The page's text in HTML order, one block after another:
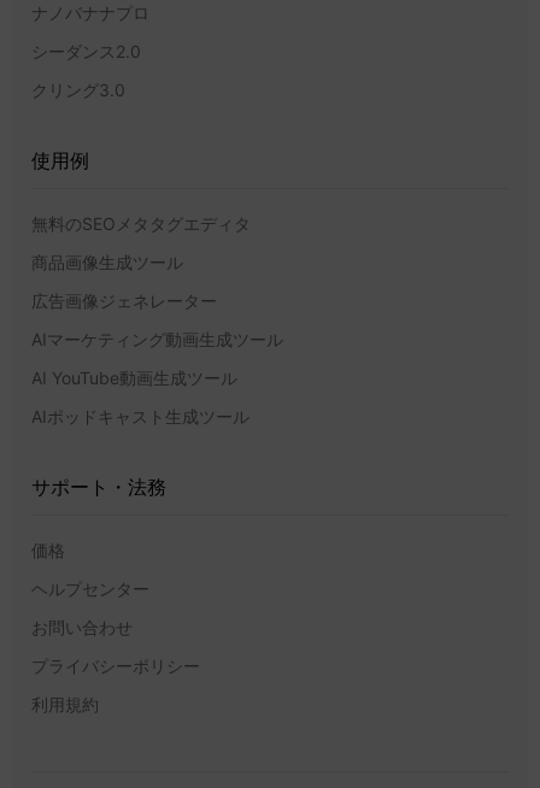
ナノバナナプロ
シーダンス2.0
クリング3.0
使用例
無料のSEOメタタグエディタ
商品画像生成ツール
広告画像ジェネレーター
AIマーケティング動画生成ツール
AI YouTube動画生成ツール
AIポッドキャスト生成ツール
サポート・法務
価格
ヘルプセンター
お問い合わせ
プライバシーポリシー
利用規約